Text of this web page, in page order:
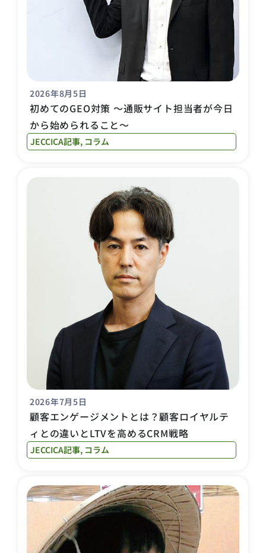
2026年8月5日
初めてのGEO対策 〜通販サイト担当者が今日
から始められること〜
JECCICA記事, コラム
2026年7月5日
顧客エンゲージメントとは？顧客ロイヤルテ
ィとの違いとLTVを高めるCRM戦略
JECCICA記事, コラム